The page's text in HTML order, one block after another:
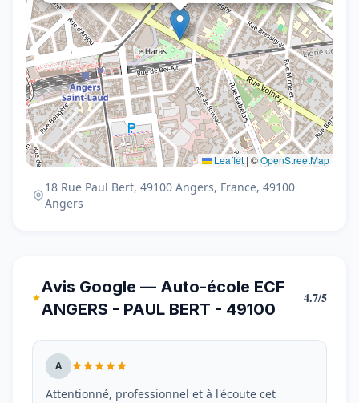
Leaflet | ©OpenStreetMap
18 Rue Paul Bert, 49100 Angers, France, 49100
Angers
Avis Google — Auto-école ECF
ANGERS - PAUL BERT - 49100
4.7/5
A
Attentionné, professionnel et à l'écoute cet